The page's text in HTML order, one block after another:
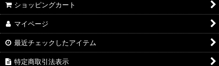
ショッピングカート
マイページ
最近チェックしたアイテム
特定商取引法表示